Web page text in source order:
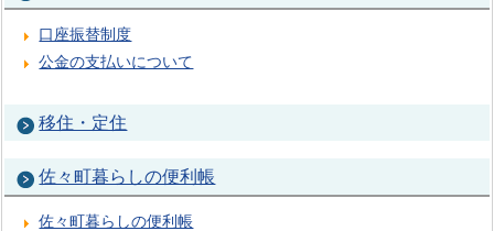
口座振替制度
公金の支払いについて
移住・定住
佐々町暮らしの便利帳
佐々町暮らしの便利帳